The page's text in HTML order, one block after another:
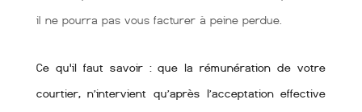
il ne pourra pas vous facturer à peine perdue.
Ce qu'il faut savoir : que la rémunération de votre
courtier, n’intervient qu’après l’acceptation effective